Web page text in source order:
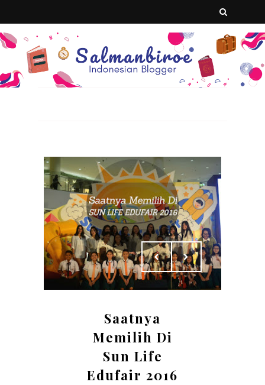
Saatnya
Memilih Di
Sun Life
Edufair 2016